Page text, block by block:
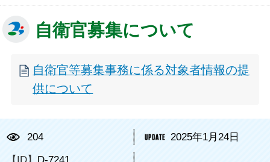
自衛官募集について
自衛官等募集事務に係る対象者情報の提
供について
204 2025年1月24日